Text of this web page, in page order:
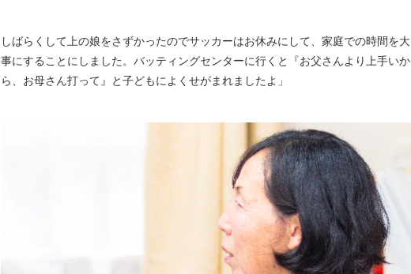
しばらくして上の娘をさずかったのでサッカーはお休みにして、家庭での時間を大
事にすることにしました。バッティングセンターに行くと『お父さんより上手いか
ら、お母さん打って』と子どもによくせがまれましたよ」